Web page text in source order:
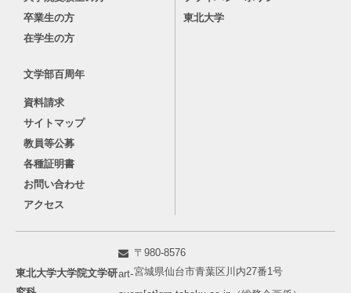
卒業生の方
在学生の方
文学部百周年
資料請求
サイトマップ
教員等公募
各種証明書
お問い合わせ
アクセス
東北大学
東北大学大学院文学研
〒980-8576
宮城県仙台市青葉区川内27番1号
art-